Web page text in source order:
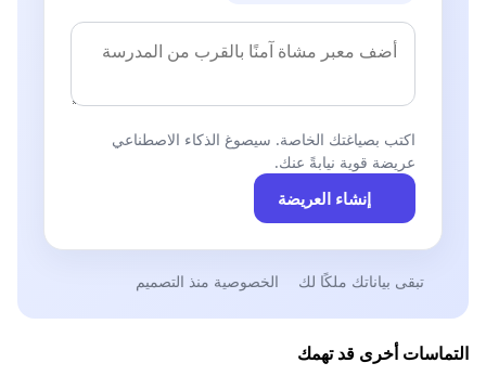
اكتب بصياغتك الخاصة. سيصوغ الذكاء الاصطناعي
عريضة قوية نيابةً عنك.
إنشاء العريضة
تبقى بياناتك ملكًا لك الخصوصية منذ التصميم
التماسات أخرى قد تهمك